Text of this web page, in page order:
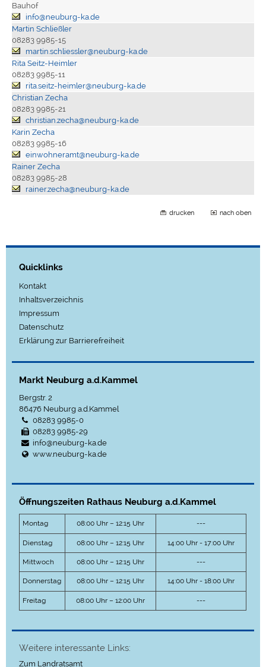
Bauhof
info@neuburg-ka.de
Martin Schließler
08283 9985-15
martin.schliessler@neuburg-ka.de
Rita Seitz-Heimler
08283 9985-11
rita.seitz-heimler@neuburg-ka.de
Christian Zecha
08283 9985-21
christian.zecha@neuburg-ka.de
Karin Zecha
08283 9985-16
einwohneramt@neuburg-ka.de
Rainer Zecha
08283 9985-28
rainer.zecha@neuburg-ka.de
drucken nach oben
Quicklinks
Kontakt
Inhaltsverzeichnis
Impressum
Datenschutz
Erklärung zur Barrierefreiheit
Markt Neuburg a.d.Kammel
Bergstr. 2
86476 Neuburg a.d.Kammel
08283 9985-0
08283 9985-29
info@neuburg-ka.de
www.neuburg-ka.de
Öffnungszeiten Rathaus Neuburg a.d.Kammel
Montag 08:00 Uhr – 12:15 Uhr ---
Dienstag 08:00 Uhr – 12:15 Uhr 14:00 Uhr - 17:00 Uhr
Mittwoch 08:00 Uhr – 12:15 Uhr ---
Donnerstag 08:00 Uhr – 12:15 Uhr 14:00 Uhr - 18:00 Uhr
Freitag 08:00 Uhr – 12:00 Uhr ---
Weitere interessante Links:
Zum Landratsamt